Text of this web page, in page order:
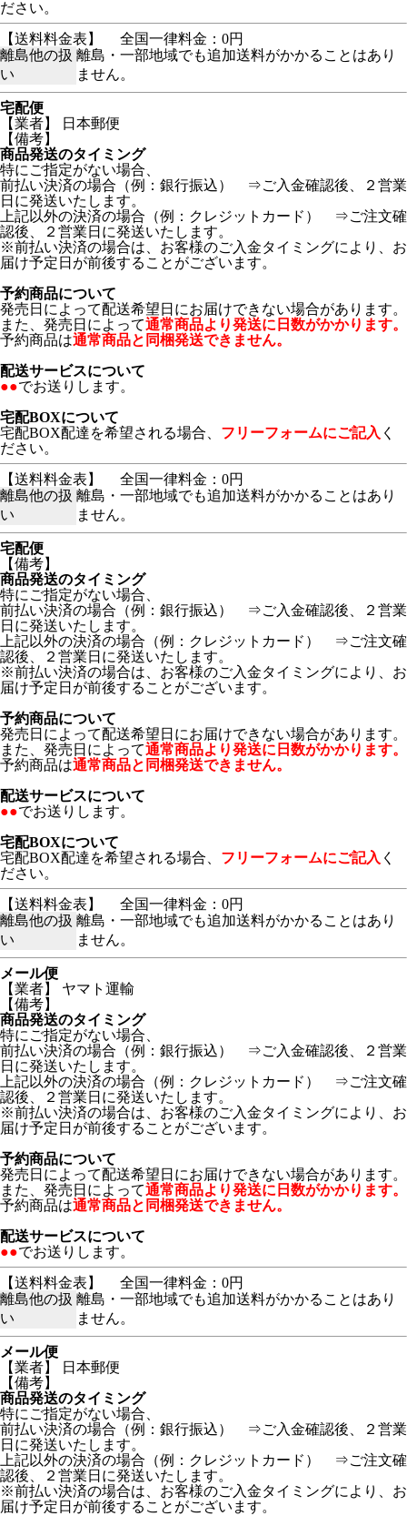
ださい。
【送料料金表】
全国一律料金：0円
離島他の扱
い
離島・一部地域でも追加送料がかかることはあり
ません。
宅配便
【業者】 日本郵便
【備考】
商品発送のタイミング
特にご指定がない場合、
前払い決済の場合（例：銀行振込） ⇒ご入金確認後、２営業
日に発送いたします。
上記以外の決済の場合（例：クレジットカード） ⇒ご注文確
認後、２営業日に発送いたします。
※前払い決済の場合は、お客様のご入金タイミングにより、お
届け予定日が前後することがございます。
予約商品について
発売日によって配送希望日にお届けできない場合があります。
また、発売日によって通常商品より発送に日数がかかります。
予約商品は通常商品と同梱発送できません。
配送サービスについて
●●でお送りします。
宅配BOXについて
宅配BOX配達を希望される場合、 フリーフォームにご記入 く
ださい。
【送料料金表】
全国一律料金：0円
離島他の扱
い
離島・一部地域でも追加送料がかかることはあり
ません。
宅配便
【備考】
商品発送のタイミング
特にご指定がない場合、
前払い決済の場合（例：銀行振込） ⇒ご入金確認後、２営業
日に発送いたします。
上記以外の決済の場合（例：クレジットカード） ⇒ご注文確
認後、２営業日に発送いたします。
※前払い決済の場合は、お客様のご入金タイミングにより、お
届け予定日が前後することがございます。
予約商品について
発売日によって配送希望日にお届けできない場合があります。
また、発売日によって通常商品より発送に日数がかかります。
予約商品は通常商品と同梱発送できません。
配送サービスについて
●●でお送りします。
宅配BOXについて
宅配BOX配達を希望される場合、 フリーフォームにご記入 く
ださい。
【送料料金表】
全国一律料金：0円
離島他の扱
い
離島・一部地域でも追加送料がかかることはあり
ません。
メール便
【業者】 ヤマト運輸
【備考】
商品発送のタイミング
特にご指定がない場合、
前払い決済の場合（例：銀行振込） ⇒ご入金確認後、２営業
日に発送いたします。
上記以外の決済の場合（例：クレジットカード） ⇒ご注文確
認後、２営業日に発送いたします。
※前払い決済の場合は、お客様のご入金タイミングにより、お
届け予定日が前後することがございます。
予約商品について
発売日によって配送希望日にお届けできない場合があります。
また、発売日によって通常商品より発送に日数がかかります。
予約商品は通常商品と同梱発送できません。
配送サービスについて
●●でお送りします。
【送料料金表】
全国一律料金：0円
離島他の扱
い
離島・一部地域でも追加送料がかかることはあり
ません。
メール便
【業者】 日本郵便
【備考】
商品発送のタイミング
特にご指定がない場合、
前払い決済の場合（例：銀行振込） ⇒ご入金確認後、２営業
日に発送いたします。
上記以外の決済の場合（例：クレジットカード） ⇒ご注文確
認後、２営業日に発送いたします。
※前払い決済の場合は、お客様のご入金タイミングにより、お
届け予定日が前後することがございます。